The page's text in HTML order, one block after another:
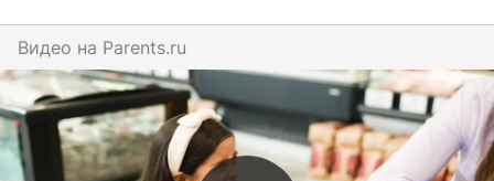
Видео на parents.ru